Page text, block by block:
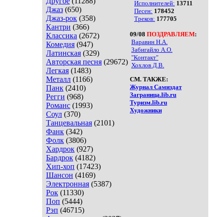
Джаз (650)
Джаз-рок (358)
Кантри (366)
Классика (2672)
Комедия (947)
Латинская (329)
Авторская песня (29672)
Легкая (1483)
Металл (1166)
Панк (2410)
Регги (968)
Романс (1993)
Соул (370)
Танцевальная (2101)
Фанк (342)
Фолк (3806)
Хардрок (927)
Бардрок (4182)
Хип-хоп (17423)
Шансон (4169)
Электронная (5387)
Рок (11330)
Поп (5444)
Рэп (46715)
Исполнителей: 13711
Песен: 178452
Треков: 177705
09/08 ПОЗДРАВЛЯЕМ:
Варавин Н.А.
Забигайло А.О.
"Контакт"
Хохлов Д.В.
СМ. ТАКЖЕ:
Журнал Самиздат
Заграница.lib.ru
Туризм.lib.ru
Художники